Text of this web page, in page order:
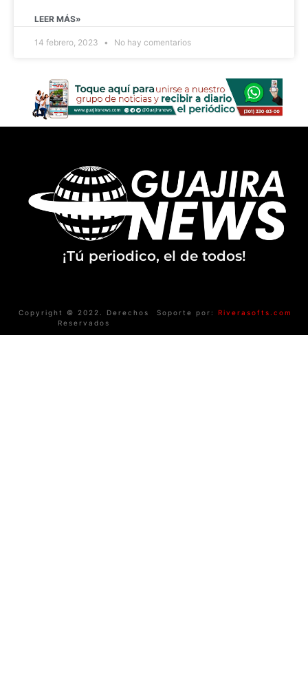
LEER MÁS»
14 febrero, 2023 No hay comentarios
¡Tú periodico, el de todos!
Copyright © 2022. Derechos
Reservados
Soporte por: Riverasofts.com